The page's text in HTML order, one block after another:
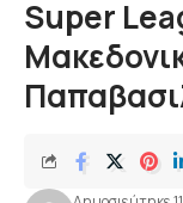
Super